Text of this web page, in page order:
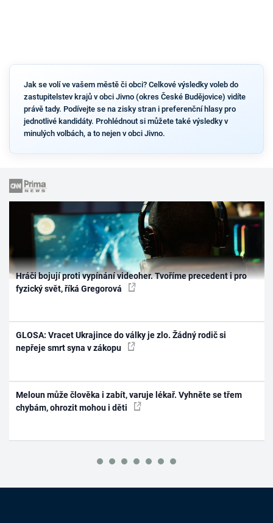
Jak se volí ve vašem městě či obci? Celkové výsledky voleb do
zastupitelstev krajů v obci Jivno (okres České Budějovice) vidíte
právě tady. Podívejte se na zisky stran i preferenční hlasy pro
jednotlivé kandidáty. Prohlédnout si můžete také výsledky v
minulých volbách, a to nejen v obci Jivno.
Hráči bojují proti vypínání videoher. Tvoříme precedent i pro
fyzický svět, říká Gregorová
GLOSA: Vracet Ukrajince do války je zlo. Žádný rodič si
nepřeje smrt syna v zákopu
Meloun může člověka i zabít, varuje lékař. Vyhněte se třem
chybám, ohrozit mohou i děti